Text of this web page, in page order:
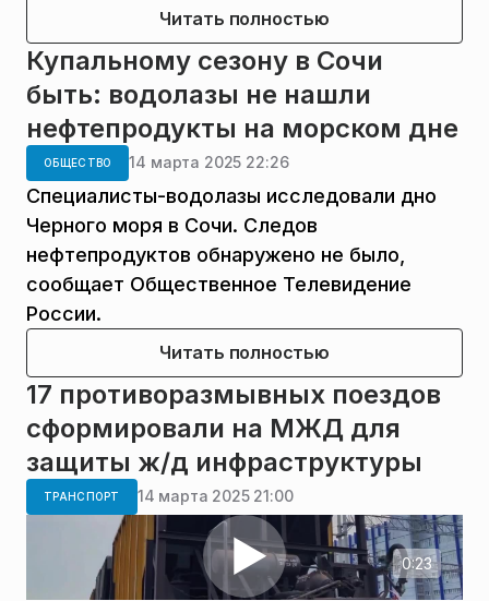
Читать полностью
Купальному сезону в Сочи
быть: водолазы не нашли
нефтепродукты на морском дне
ОБЩЕСТВО 14 марта 2025 22:26
Специалисты-водолазы исследовали дно
Черного моря в Сочи. Следов
нефтепродуктов обнаружено не было,
сообщает Общественное Телевидение
России.
Читать полностью
17 противоразмывных поездов
сформировали на МЖД для
защиты ж/д инфраструктуры
ТРАНСПОРТ 14 марта 2025 21:00
0:23